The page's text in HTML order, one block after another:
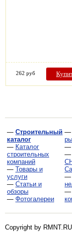
262 руб
— Строительный
каталог
— Каталог
строительных
компаний
— Товары и
услуги
— Статьи и
обзоры
— Фотогалереи
—
—
—
—
—
Copyright by